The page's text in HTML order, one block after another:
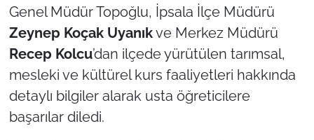
Genel Müdür Topoğlu, İpsala İlçe Müdürü
Zeynep Koçak Uyanıkve Merkez Müdürü
Recep Kolcu’dan ilçede yürütülen tarımsal,
mesleki ve kültürel kurs faaliyetleri hakkında
detaylı bilgiler alarak usta öğreticilere
başarılar diledi.